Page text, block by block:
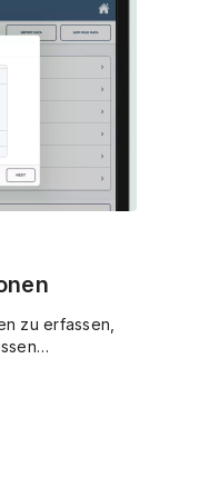
zu erfassen,